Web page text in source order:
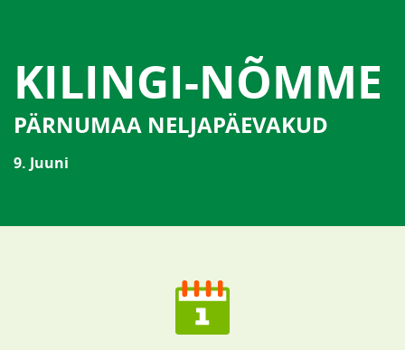
KILINGI-NÕMME
PÄRNUMAA NELJAPÄEVAKUD
9. Juuni